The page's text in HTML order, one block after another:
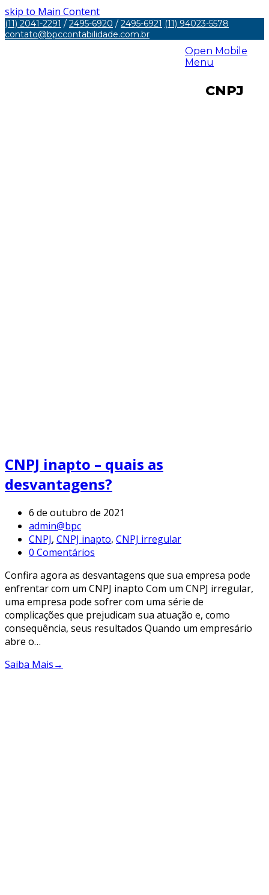
skip to Main Content
(11) 2041-2291 / 2495-6920 / 2495-6921 (11) 94023-5578
contato@bpccontabilidade.com.br
Open Mobile
Menu
CNPJ
CNPJ inapto – quais as
desvantagens?
6 de outubro de 2021
admin@bpc
CNPJ, CNPJ inapto, CNPJ irregular
0 Comentários
Confira agora as desvantagens que sua empresa pode
enfrentar com um CNPJ inapto Com um CNPJ irregular,
uma empresa pode sofrer com uma série de
complicações que prejudicam sua atuação e, como
consequência, seus resultados Quando um empresário
abre o…
Saiba Mais→